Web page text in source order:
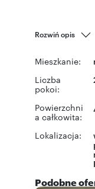
Rozwiń opis
Mieszkanie:
Liczba
pokoi:
Powierzchni
a całkowita:
Lokalizacja:
Podobne